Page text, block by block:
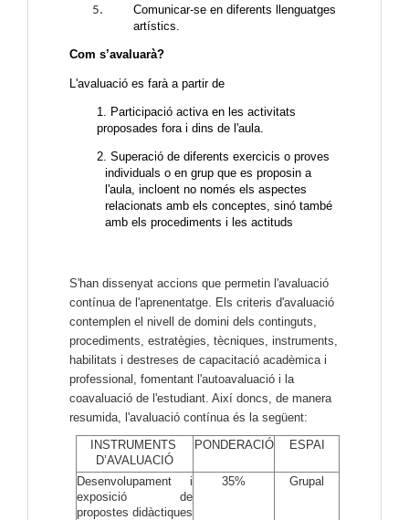
Comunicar­-se en diferents llenguatges
artístics.
Com s’avaluarà?
L'avaluació es farà a partir de
1. Participació activa en les activitats
proposades fora i dins de l'aula.
2. Superació de diferents exercicis o proves
individuals o en grup que es proposin a
l'aula, incloent no només els aspectes
relacionats amb els conceptes, sinó també
amb els procediments i les actituds
S'han dissenyat accions que permetin l'avaluació
contínua de l'aprenentatge. Els criteris d'avaluació
contemplen el nivell de domini dels continguts,
procediments, estratègies, tècniques, instruments,
habilitats i destreses de capacitació acadèmica i
professional, fomentant l'autoavaluació i la
coavaluació de l'estudiant. Així doncs, de manera
resumida, l'avaluació contínua és la següent:
INSTRUMENTS
D’AVALUACIÓ
PONDERACIÓ ESPAI
Desenvolupament i
exposició de
propostes didàctiques
35% Grupal